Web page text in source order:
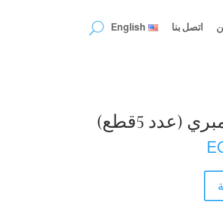
اتصل بنا English
5قطع)